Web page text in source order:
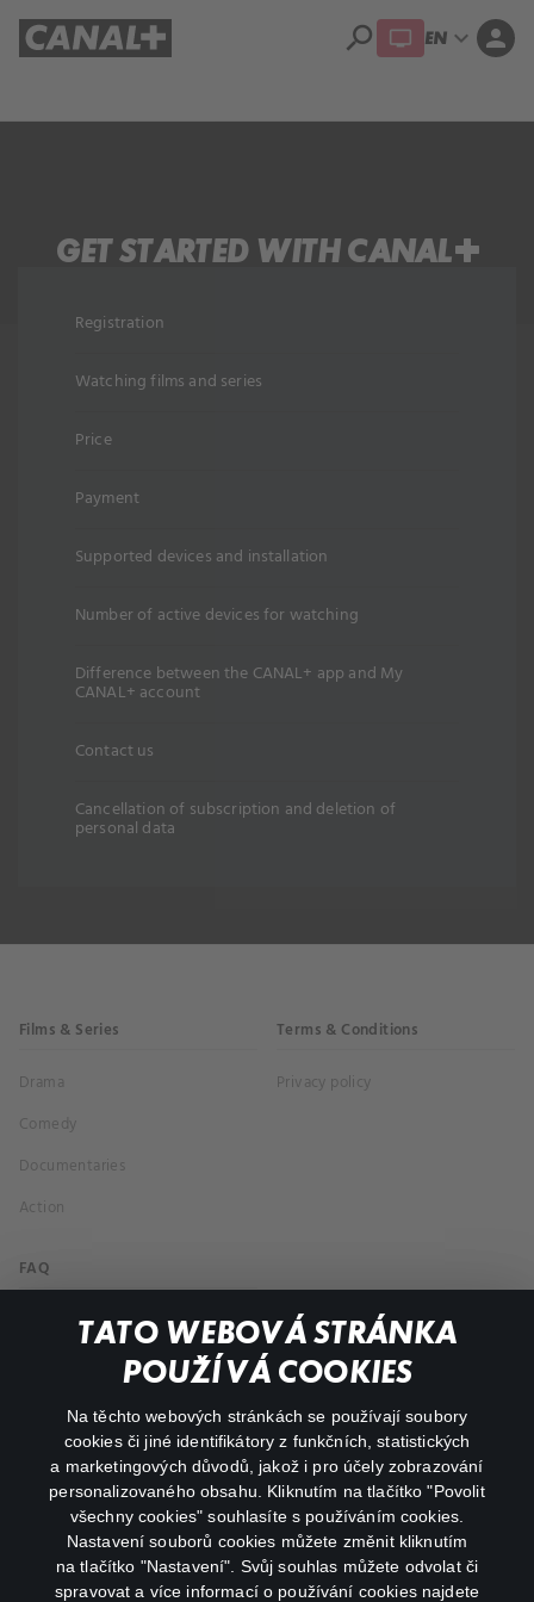
TATO WEBOVÁ STRÁNKA
POUŽÍVÁ COOKIES
Na těchto webových stránkách se používají soubory
cookies či jiné identifikátory z funkčních, statistických
a marketingových důvodů, jakož i pro účely zobrazování
personalizovaného obsahu. Kliknutím na tlačítko "Povolit
všechny cookies" souhlasíte s používáním cookies.
Nastavení souborů cookies můžete změnit kliknutím
na tlačítko "Nastavení". Svůj souhlas můžete odvolat či
spravovat a více informací o používání cookies najdete
search EN expand_more person
GET STARTED WITH CANAL+
Registration
Watching films and series
Price
Payment
Supported devices and installation
Number of active devices for watching
Difference between the CANAL+ app and My
CANAL+ account
Contact us
Cancellation of subscription and deletion of
personal data
Films & Series
Drama
Comedy
Documentaries
Action
Terms & Conditions
Privacy policy
FAQ
My profile
facebookinstagram
youtube